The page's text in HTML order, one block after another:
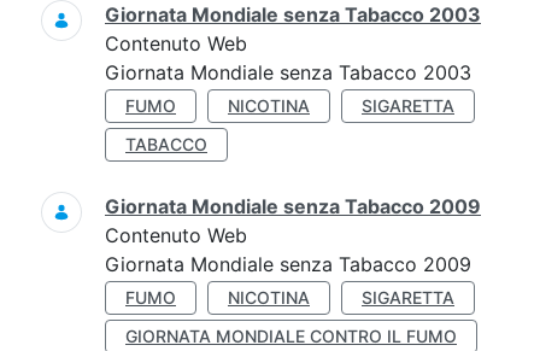
Giornata Mondiale senza Tabacco 2003
Contenuto Web
Giornata Mondiale senza Tabacco 2003
FUMO NICOTINA
SIGARETTA
TABACCO
Giornata Mondiale senza Tabacco 2009
Contenuto Web
Giornata Mondiale senza Tabacco 2009
FUMO NICOTINA
SIGARETTA
GIORNATA MONDIALE CONTRO IL FUMO